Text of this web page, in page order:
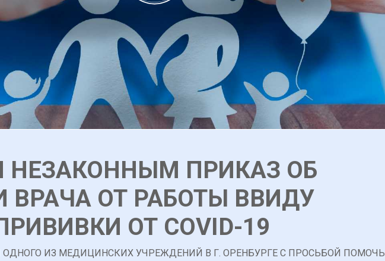
НЕЗАКОННЫМ ПРИКАЗ ОБ
ВРАЧА ОТ РАБОТЫ ВВИДУ
ОТ COVID-19
ОДНОГО ИЗ МЕДИЦИНСКИХ УЧРЕЖДЕНИЙ В Г. ОРЕНБУРГЕ С ПРОСЬБОЙ ПОМОЧЬ